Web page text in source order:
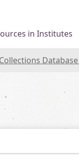
in Institutes